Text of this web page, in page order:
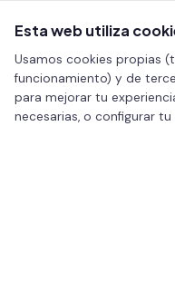
Esta web utiliza
Usamos cookies propias
funcionamiento) y de
para mejorar tu
necesarias, o configurar tu